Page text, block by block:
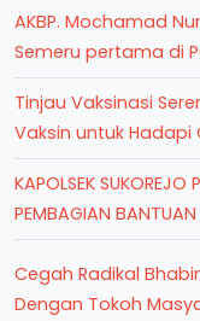
AKBP. Mochamad
Semeru pertama di
Tinjau Vaksinasi
Vaksin untuk Hadapi
KAPOLSEK
PEMBAGIAN BANTUAN
Cegah Radikal
Dengan Tokoh